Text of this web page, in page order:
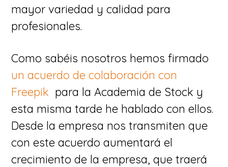
mayor variedad y calidad para
profesionales.
Como sabéis nosotros hemos firmado
un acuerdo de colaboración con
Freepik para la Academia de Stock y
esta misma tarde he hablado con ellos.
Desde la empresa nos transmiten que
con este acuerdo aumentará el
crecimiento de la empresa, que traerá